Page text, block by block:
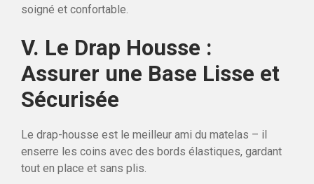
soigné et confortable.
V. Le Drap Housse :
Assurer une Base Lisse et
Sécurisée
Le drap-housse est le meilleur ami du matelas – il
enserre les coins avec des bords élastiques, gardant
tout en place et sans plis.